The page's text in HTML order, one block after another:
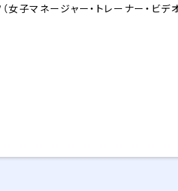
子マネージャー・トレーナー・ビデ